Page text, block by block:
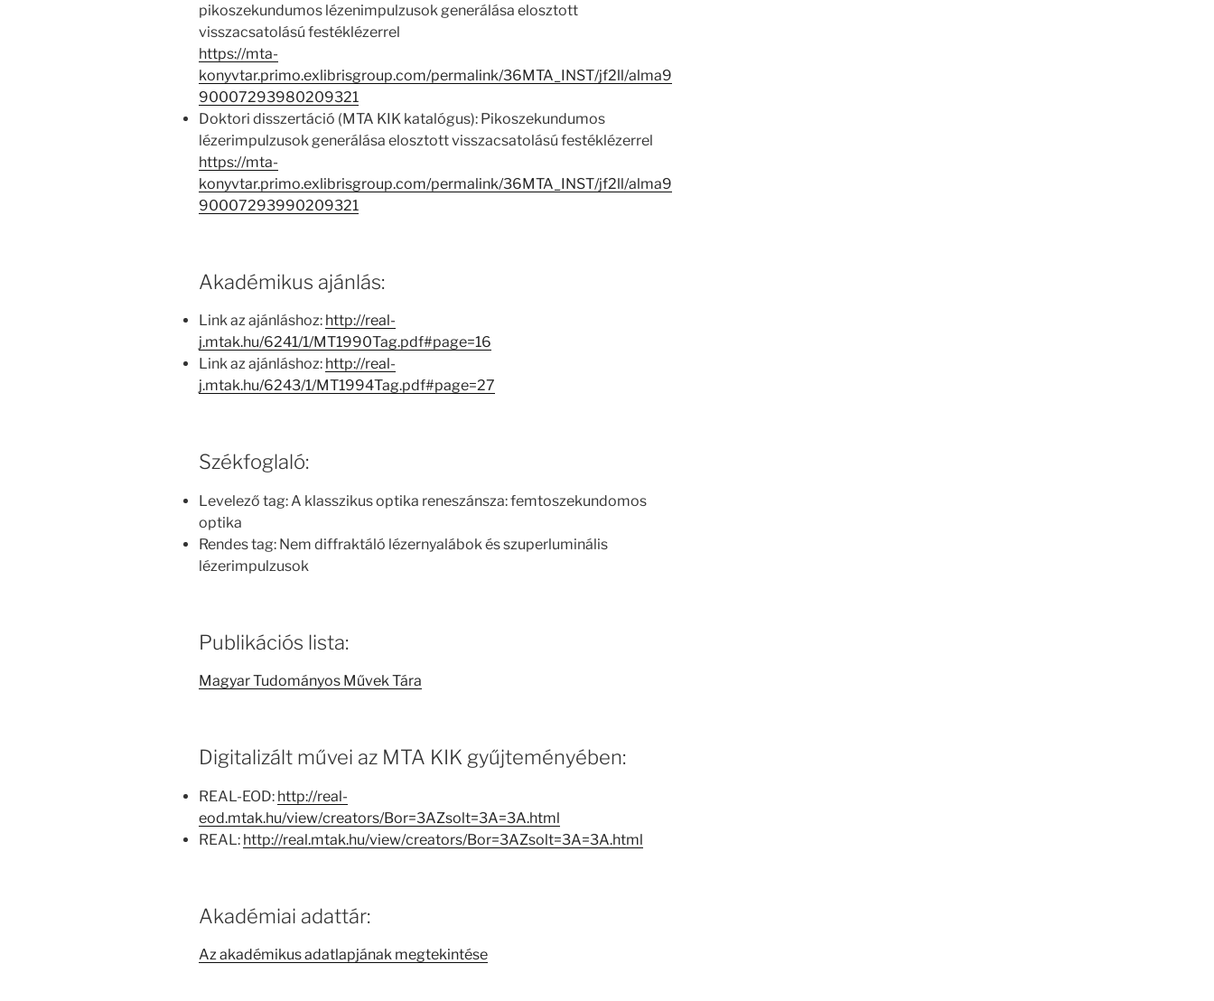
pikoszekundumos lézenimpulzusok generálása elosztott
visszacsatolású festéklézerrel
https://mta-
konyvtar.primo.exlibrisgroup.com/permalink/36MTA_INST/jf2ll/alma9
90007293980209321
Doktori disszertáció (MTA KIK katalógus): Pikoszekundumos
lézerimpulzusok generálása elosztott visszacsatolású festéklézerrel
https://mta-
konyvtar.primo.exlibrisgroup.com/permalink/36MTA_INST/jf2ll/alma9
90007293990209321
Akadémikus ajánlás:
Link az ajánláshoz: http://real-
j.mtak.hu/6241/1/MT1990Tag.pdf#page=16
Link az ajánláshoz: http://real-
j.mtak.hu/6243/1/MT1994Tag.pdf#page=27
Székfoglaló:
Levelező tag: A klasszikus optika reneszánsza: femtoszekundomos
optika
Rendes tag: Nem diffraktáló lézernyalábok és szuperluminális
lézerimpulzusok
Publikációs lista:
Magyar Tudományos Művek Tára
Digitalizált művei az MTA KIK gyűjteményében:
REAL-EOD: http://real-
eod.mtak.hu/view/creators/Bor=3AZsolt=3A=3A.html
REAL: http://real.mtak.hu/view/creators/Bor=3AZsolt=3A=3A.html
Akadémiai adattár:
Az akadémikus adatlapjának megtekintése